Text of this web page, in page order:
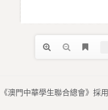
《澳門中華學生聯合總會》採用